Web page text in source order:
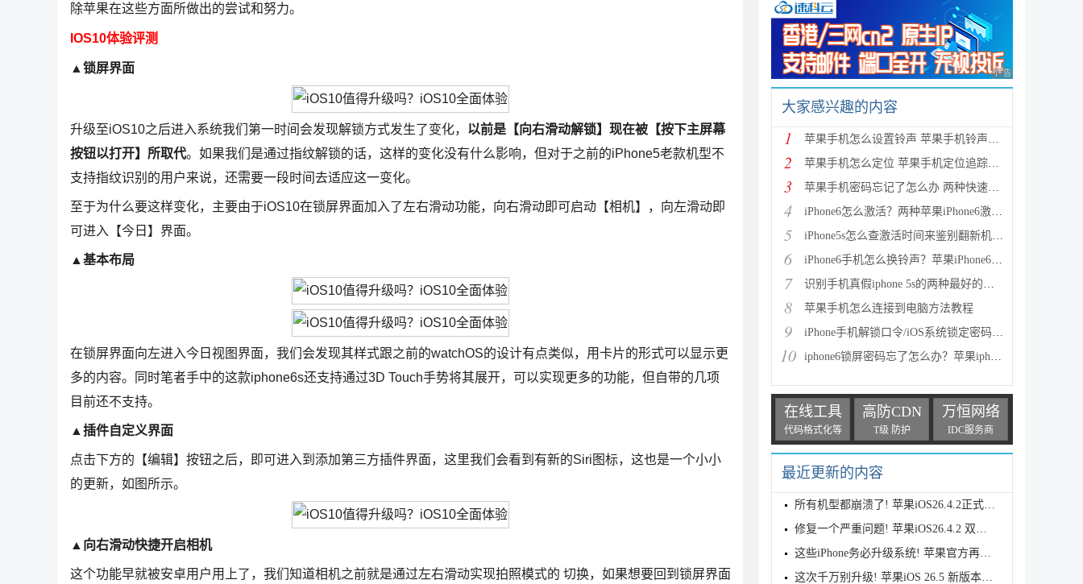
除苹果在这些方面所做出的尝试和努力。
IOS10体验评测
▲ 锁屏界面
升级至iOS10之后进入系统我们第一时间会发现解锁方式发生了变化， 以前是【向右滑动解锁】现在被【按下主屏幕
按钮以打开】所取代。如果我们是通过指纹解锁的话，这样的变化没有什么影响，但对于之前的iPhone5老款机型不
支持指纹识别的用户来说，还需要一段时间去适应这一变化。
至于为什么要这样变化，主要由于iOS10在锁屏界面加入了左右滑动功能，向右滑动即可启动【相机】，向左滑动即
可进入【今日】界面。
▲基本布局
在锁屏界面向左进入今日视图界面，我们会发现其样式跟之前的watchOS的设计有点类似，用卡片的形式可以显示更
多的内容。同时笔者手中的这款iphone6s还支持通过3D Touch手势将其展开，可以实现更多的功能，但自带的几项
目前还不支持。
▲插件自定义界面
点击下方的【编辑】按钮之后，即可进入到添加第三方插件界面，这里我们会看到有新的Siri图标，这也是一个小小
的更新，如图所示。
▲向右滑动快捷开启相机
这个功能早就被安卓用户用上了，我们知道相机之前就是通过左右滑动实现拍照模式的 切换，如果想要回到锁屏界面
广告 商业广告，理性
大家感兴趣的内容
1 苹果手机怎么设置铃声 苹果手机铃声设置教程
2 苹果手机怎么定位 苹果手机定位追踪方法使用教程
3 苹果手机密码忘记了怎么办 两种快速解开iPhone、iPad
4 iPhone6怎么激活？两种苹果iPhone6激活教程图文详解
5 iPhone5s怎么查激活时间来鉴别翻新机 通过序列号查询
6 iPhone6手机怎么换铃声？苹果iPhone6铃声制作与设置教
7 识别手机真假iphone 5s的两种最好的方法
8 苹果手机怎么连接到电脑方法教程
9 iPhone手机解锁口令/iOS系统锁定密码忘了怎么办？
10 iphone6锁屏密码忘了怎么办？苹果iphone6忘记密码解决
在线工具
代码格式化等
高防CDN
T级 防护
万恒网络
IDC服务商
最近更新的内容
所有机型都崩溃了! 苹果iOS26.4.2正式版耗电测评
修复一个严重问题! 苹果iOS26.4.2 双正式版本发布
这些iPhone务必升级系统! 苹果官方再次发布警告
这次千万别升级! 苹果iOS 26.5 新版本发布